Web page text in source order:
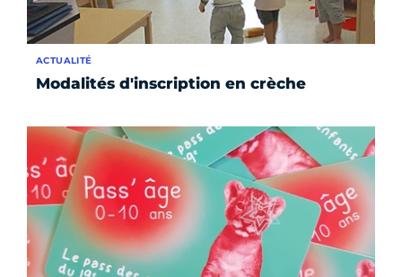
Modalités d'inscription en crèche
ACTUALITÉ